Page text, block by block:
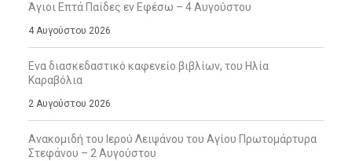
Άγιοι Επτά Παίδες εν Εφέσω – 4 Αυγούστου
4 Αυγούστου 2026
Ενα διασκεδαστικό καφενείο βιβλίων, του Ηλία
Καραβόλια
2 Αυγούστου 2026
Ανακομιδή του Ιερού Λειψάνου του Αγίου Πρωτομάρτυρα
Στεφάνου – 2 Αυγούστου